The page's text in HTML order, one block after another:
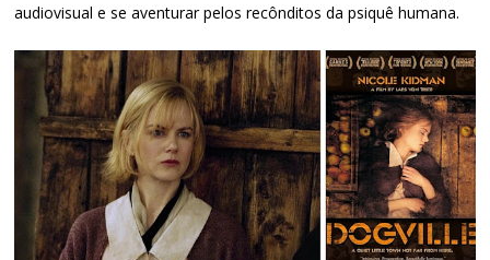
audiovisual e se aventurar pelos recônditos da psiquê humana.